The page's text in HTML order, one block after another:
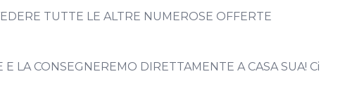
TUTTE LE ALTRE NUMEROSE OFFERTE
LA CONSEGNEREMO DIRETTAMENTE A CASA SUA! Ci